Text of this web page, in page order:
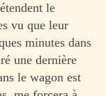
le
vu que leur
minutes dans
une dernière
le wagon est